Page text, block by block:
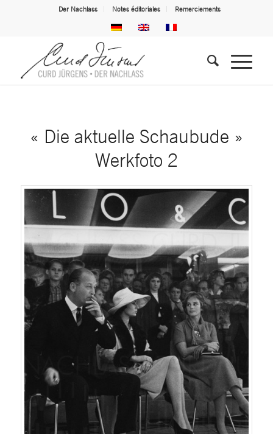
Der Nachlass Notes éditoriales Remerciements
« Die aktuelle Schaubude »
Werkfoto 2